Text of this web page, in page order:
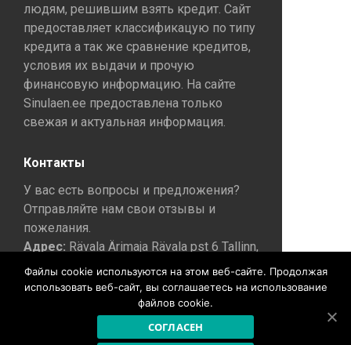
людям, решившим взять кредит. Сайт
предоставляет классификацую по типу
кредита а так же сравнение кредитов,
условия их выдачи и прочую
финансовую информацию. На сайте
Sinulaen.ee предоставлена только
свежая и актуальная информация.
Контакты
У вас есть вопросы и предложения?
Отправляйте нам свои отзывы и
пожелания.
Адрес: Rävala Ärimaja Rävala pst 6 Tallinn,
10143.
E-mail:info@sinulaen.ee
Файлы cookie используются на этом веб-сайте. Продолжая
использовать веб-сайт, вы соглашаетесь на использование
файлов cookie.
СОГЛАСЕН